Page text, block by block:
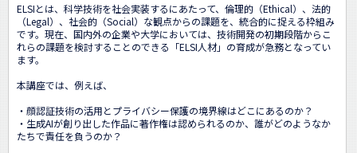
ELSIとは、科学技術を社会実装するにあたって、倫理的（Ethical）、法的
（Legal）、社会的（Social）な観点からの課題を、統合的に捉える枠組み
です。現在、国内外の企業や大学においては、技術開発の初期段階からこ
れらの課題を検討することのできる「ELSI人材」の育成が急務となってい
ます。
本講座では、例えば、
・顔認証技術の活用とプライバシー保護の境界線はどこにあるのか？
・生成AIが創り出した作品に著作権は認められるのか、誰がどのようなか
たちで責任を負うのか？